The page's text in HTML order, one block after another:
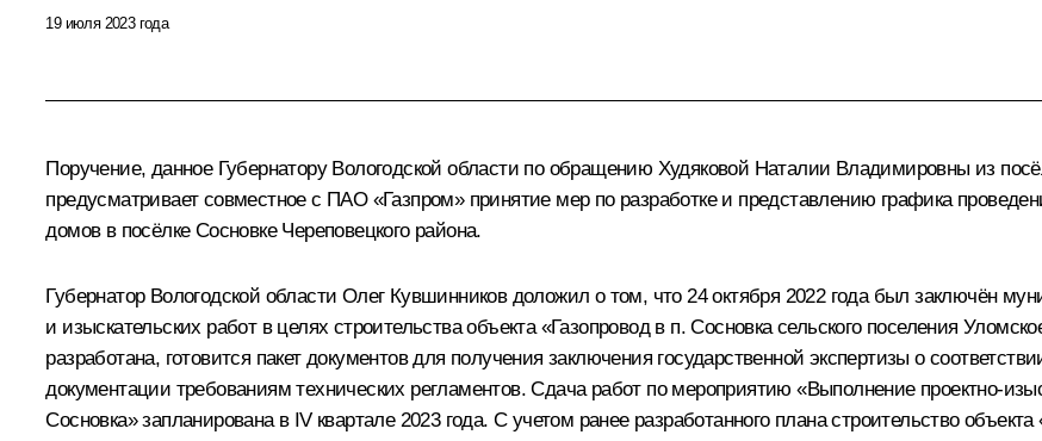
19 июля 2023 года
Поручение, данное Губернатору Вологодской области по обращению Худяковой Наталии Владимировны из
предусматривает совместное с ПАО «Газпром» принятие мер по разработке и представлению графика
домов в посёлке Сосновке Череповецкого района.
Губернатор Вологодской области Олег Кувшинников доложил о том, что 24 октября 2022 года был заключён
и изыскательских работ в целях строительства объекта «Газопровод в п. Сосновка сельского поселения
разработана, готовится пакет документов для получения заключения государственной экспертизы о
документации требованиям технических регламентов. Сдача работ по мероприятию «Выполнение проектно-
Сосновка» запланирована в IV квартале 2023 года. С учетом ранее разработанного плана строительство